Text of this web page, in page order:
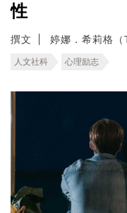
性
撰文 婷娜．希莉格（
人文社科 心理励志